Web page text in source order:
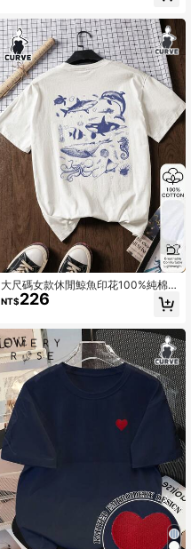
大尺碼女款休閒鯨魚印花100%純棉短
袖上衣，圖案T恤，柔軟面料，純棉，
戶外穿著，印花圖案，夏季T恤，度
風 白色
NT$226